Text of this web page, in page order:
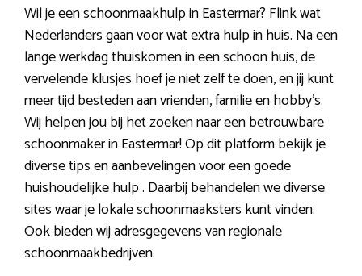
Wil je een schoonmaakhulp in Eastermar? Flink wat
Nederlanders gaan voor wat extra hulp in huis. Na een
lange werkdag thuiskomen in een schoon huis, de
vervelende klusjes hoef je niet zelf te doen, en jij kunt
meer tijd besteden aan vrienden, familie en hobby’s.
Wij helpen jou bij het zoeken naar een betrouwbare
schoonmaker in Eastermar! Op dit platform bekijk je
diverse tips en aanbevelingen voor een goede
huishoudelijke hulp . Daarbij behandelen we diverse
sites waar je lokale schoonmaaksters kunt vinden.
Ook bieden wij adresgegevens van regionale
schoonmaakbedrijven.